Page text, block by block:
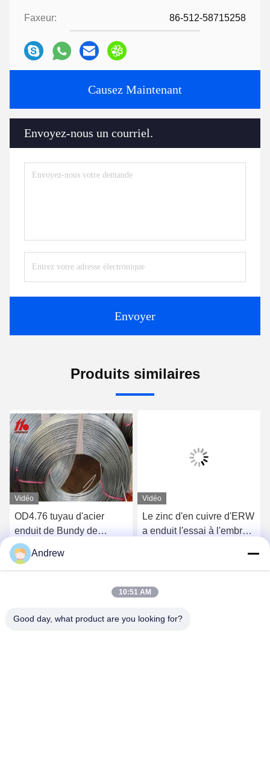
Faxeur: 86-512-58715258
Causez Maintenant
Envoyez-nous un courriel.
Envoyer
Produits similaires
Vidéo
OD4.76 tuyau d'acier
enduit de Bundy de
condensateur de
réfrigérateur du POIDS 0,7
de zinc en acier de tube
Causez Maintenant
Vidéo
Le zinc d'en cuivre d'ERW
a enduit l'essai à l'embrun
120h Causez Maintenant
Andrew
10:51 AM
Good day, what product are you looking for?